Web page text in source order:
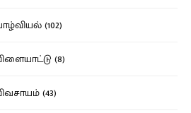
(102)
(8)
(43)